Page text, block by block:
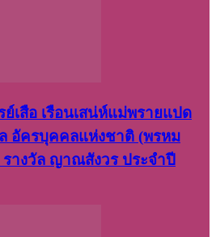
เสือ เรือนเสน่ห์แม่พรายแปด
อัครบุคคลแห่งชาติ (พรหม
างวัล ญาณสังวร ประจำปี